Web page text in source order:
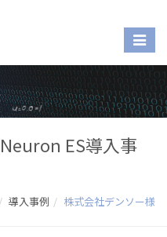
ES導入事
導入事例 株式会社デンソー様